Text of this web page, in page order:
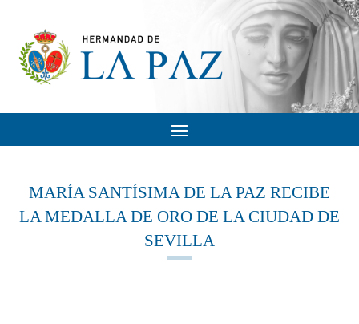
MARÍA SANTÍSIMA DE LA PAZ RECIBE
LA MEDALLA DE ORO DE LA CIUDAD DE
SEVILLA